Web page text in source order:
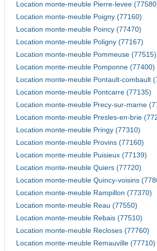
Location monte-meuble Pierre-levee
Location monte-meuble Poigny (77160)
Location monte-meuble Poincy (77470)
Location monte-meuble Poligny (77167)
Location monte-meuble Pommeuse (77515)
Location monte-meuble Pomponne (77400)
Location monte-meuble Pontault-combault
Location monte-meuble Pontcarre (77135)
Location monte-meuble Precy-sur-marne
Location monte-meuble Presles-en-brie
Location monte-meuble Pringy (77310)
Location monte-meuble Provins (77160)
Location monte-meuble Puisieux (77139)
Location monte-meuble Quiers (77720)
Location monte-meuble Quincy-voisins
Location monte-meuble Rampillon (77370)
Location monte-meuble Reau (77550)
Location monte-meuble Rebais (77510)
Location monte-meuble Recloses (77760)
Location monte-meuble Remauville (77710)